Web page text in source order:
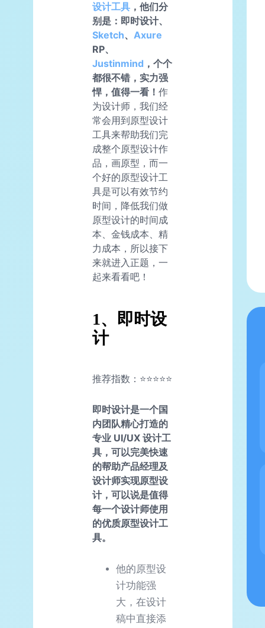
设计工具 ，他们分
别是：即时设计、
Sketch、 Axure
RP、
Justinmind ，个个
都很不错，实力强
悍，值得一看！ 作
为设计师，我们经
常会用到原型设计
工具来帮助我们完
成整个原型设计作
品，画原型，而一
个好的原型设计工
具是可以有效节约
时间，降低我们做
原型设计的时间成
本、金钱成本、精
力成本，所以接下
来就进入正题，一
起来看看吧！
1、即时设
计
推荐指数：⭐⭐⭐⭐⭐
即时设计是一个国
内团队精心打造的
专业 UI/UX 设计工
具，可以完美快速
的帮助产品经理及
设计师实现原型设
计，可以说是值得
每一个设计师使用
的优质原型设计工
具。
他的原型设
计功能强
大，在设计
稿中直接添